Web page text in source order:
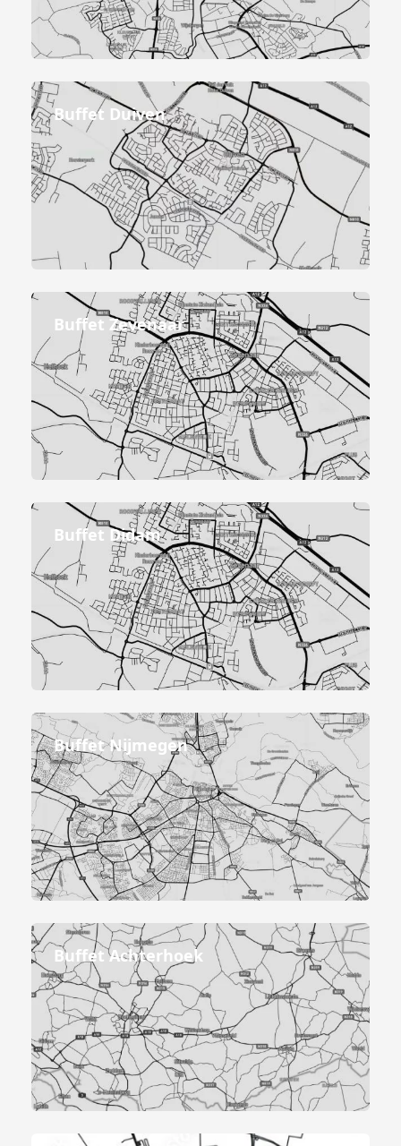
Buffet Duiven
Buffet Zevenaar
Buffet Didam
Buffet Nijmegen
Buffet Achterhoek